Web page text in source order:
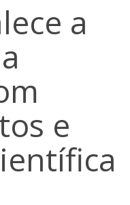
a
e